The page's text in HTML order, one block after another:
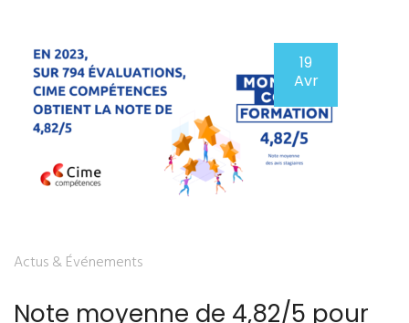
19
Avr
Actus & Événements
Note moyenne de 4,82/5 pour